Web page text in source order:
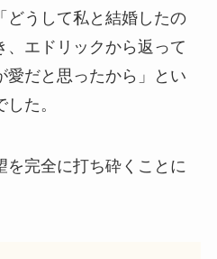
どうして私と結婚したの
、エドリックから返って
愛だと思ったから」とい
た。
を完全に打ち砕くことに